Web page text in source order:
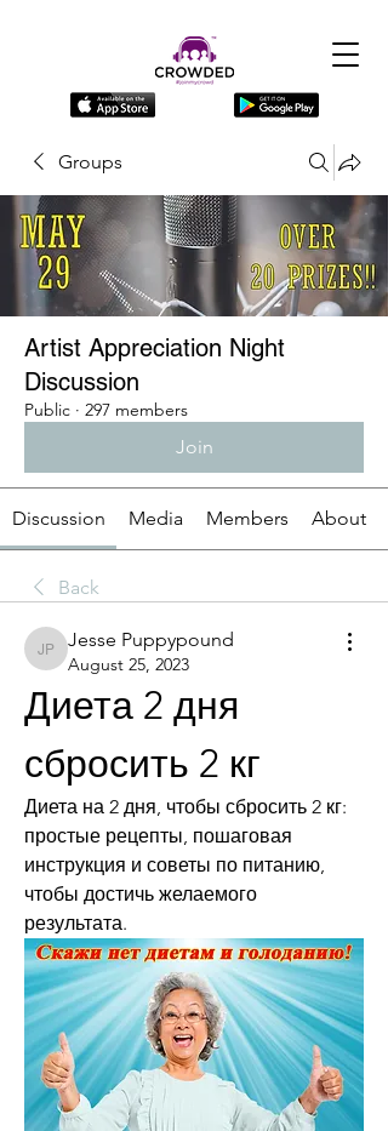
Groups
Artist Appreciation Night
Discussion
Public · 297 members
Join
Discussion Media Members About
Back
Jesse Puppypound
Jesse Puppypound
August 25, 2023
Диета 2 дня
сбросить 2 кг
Диета на 2 дня, чтобы сбросить 2 кг:
простые рецепты, пошаговая
инструкция и советы по питанию,
чтобы достичь желаемого
результата.